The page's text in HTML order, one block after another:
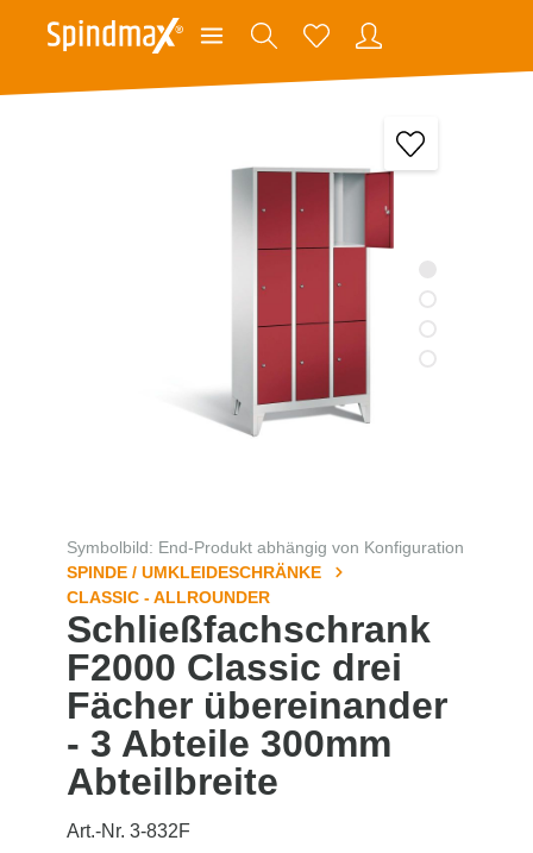
Symbolbild: End-Produkt abhängig von Konfiguration
SPINDE / UMKLEIDESCHRÄNKE
CLASSIC - ALLROUNDER
Schließfachschrank
F2000 Classic drei
Fächer übereinander
- 3 Abteile 300mm
Abteilbreite
Art.-Nr. 3-832F